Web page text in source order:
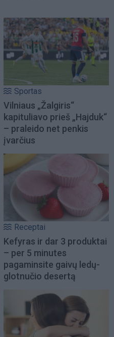
Sportas
Vilniaus „Žalgiris“
kapituliavo prieš „Hajduk“
– praleido net penkis
įvarčius
Receptai
Kefyras ir dar 3 produktai
– per 5 minutes
pagaminsite gaivų ledų-
glotnučio desertą